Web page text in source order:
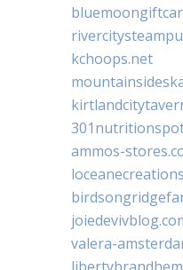
kchoops.net
ammos-
valera-